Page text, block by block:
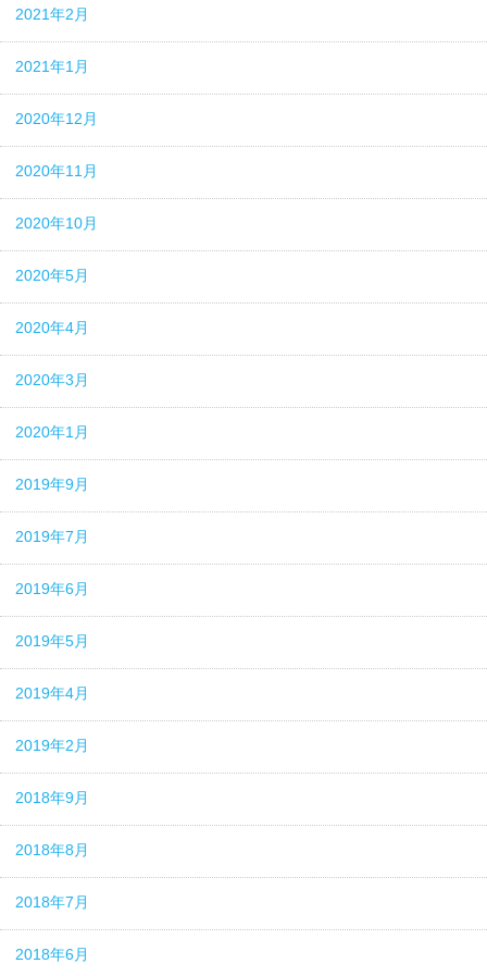
2021年2月
2021年1月
2020年12月
2020年11月
2020年10月
2020年5月
2020年4月
2020年3月
2020年1月
2019年9月
2019年7月
2019年6月
2019年5月
2019年4月
2019年2月
2018年9月
2018年8月
2018年7月
2018年6月